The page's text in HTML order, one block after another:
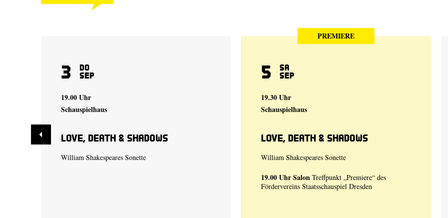
3 Do
Sep
19.00 Uhr
Schauspielhaus
Love, Death & Shadows
William Shakespeares Sonette
PREMIERE
5 Sa
Sep
19.30 Uhr
Schauspielhaus
Love, Death & Shadows
William Shakespeares Sonette
19.00 UhrSalon Treffpunkt „Premiere“ des
Fördervereins Staatsschauspiel Dresden